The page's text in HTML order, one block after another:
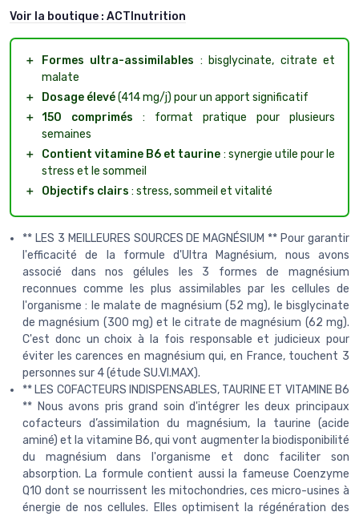
Voir la boutique : ACTInutrition
＋ Formes ultra-assimilables : bisglycinate, citrate et
malate
＋
Dosage élevé(414 mg/j) pour un apport significatif
＋ 150 comprimés : format pratique pour plusieurs
semaines
＋
Contient vitamine B6 et taurine : synergie utile pour le
stress et le sommeil
＋
Objectifs clairs : stress, sommeil et vitalité
** LES 3 MEILLEURES SOURCES DE MAGNÉSIUM ** Pour garantir
l'efficacité de la formule d'Ultra Magnésium, nous avons
associé dans nos gélules les 3 formes de magnésium
reconnues comme les plus assimilables par les cellules de
l'organisme : le malate de magnésium (52 mg), le bisglycinate
de magnésium (300 mg) et le citrate de magnésium (62 mg).
C'est donc un choix à la fois responsable et judicieux pour
éviter les carences en magnésium qui, en France, touchent 3
personnes sur 4 (étude SU.VI.MAX).
** LES COFACTEURS INDISPENSABLES, TAURINE ET VITAMINE B6
** Nous avons pris grand soin d'intégrer les deux principaux
cofacteurs d’assimilation du magnésium, la taurine (acide
aminé) et la vitamine B6, qui vont augmenter la biodisponibilité
du magnésium dans l'organisme et donc faciliter son
absorption. La formule contient aussi la fameuse Coenzyme
Q10 dont se nourrissent les mitochondries, ces micro-usines à
énergie de nos cellules. Elles optimisent la régénération des